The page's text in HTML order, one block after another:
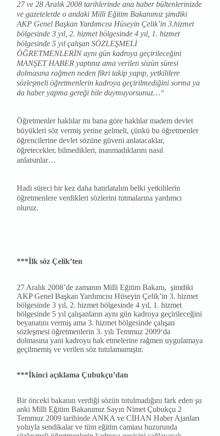
27 ve 28 Aralık 2008 tarihlerinde ana haber bültenlerinizde
ve gazetelerde o andaki Milli Eğitim Bakanımız şimdiki
AKP Genel Başkan Yardımcısı Hüseyin Çelik’in 3.hizmet
bölgesinde 3 yıl, 2. hizmet bölgesinde 4 yıl, 1. hizmet
bölgesinde 5 yıl çalışan SÖZLEŞMELİ
ÖĞRETMENLERİN aynı gün kadroya geçirileceğini
MANŞET HABER yaptınız ama verilen sözün süresi
dolmasına rağmen neden fikri takip yapıp, yetkililere
sözleşmeli öğretmenlerin kadroya geçirilmediğini sorma ya
da haber yapma gereği bile duymuyorsunuz…“
Öğretmenler haklılar mı bana göre haklılar madem devlet
büyükleri söz vermiş yerine gelmeli, çünkü bu öğretmenler
öğrencilerine devlet sözüne güveni anlatacaklar,
öğretecekler, bilmedikleri, inanmadıklarını nasıl
anlatsınlar…
Hadi süreci bir kez daha hatırlatalım belki yetkililerin
öğretmenlere verdikleri sözlerini tutmalarına yardımcı
oluruz.
***İlk söz Çelik’ten
27 Aralık 2008’de zamanın Milli Eğitim Bakanı, şimdiki
AKP Genel Başkan Yardımcısı Hüseyin Çelik’in 3. hizmet
bölgesinde 3 yıl, 2. hizmet bölgesinde 4 yıl, 1. hizmet
bölgesinde 5 yıl çalışanların aynı gün kadroya geçirileceğini
beyanatını vermiş ama 3. hizmet bölgesinde çalışan
sözleşmesi öğretmenlerin 3. yılı Temmuz 2009‘da
dolmasına yani kadroyu hak etmelerine rağmen uygulamaya
geçilmemiş ve verilen söz tutulamamıştır.
***İkinci açıklama Çubukçu’dan
Bir önceki bakanın verdiği sözün tutulmadığını fark eden şu
anki Milli Eğitim Bakanımız Sayın Nimet Çubukçu 2
Temmuz 2009 tarihinde ANKA ve CİHAN Haber Ajanları
yoluyla sendikalar ve tüm eğitim camiası huzurunda